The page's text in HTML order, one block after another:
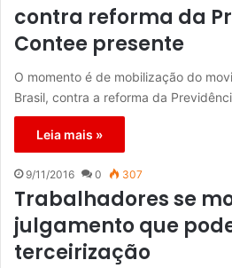
contra reforma da
Contee presente
O momento é de mobilização do
Brasil, contra a reforma da
Leia mais »
9/11/2016 0 307
Trabalhadores se
julgamento que
terceirização